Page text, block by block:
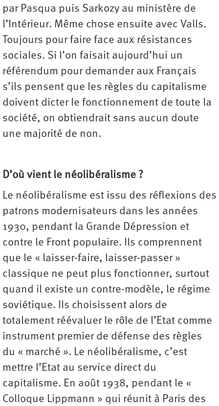
par Pasqua puis Sarkozy au ministère de
l’Intérieur. Même chose ensuite avec Valls.
Toujours pour faire face aux résistances
sociales. Si l’on faisait aujourd’hui un
référendum pour demander aux Français
s’ils pensent que les règles du capitalisme
doivent dicter le fonctionnement de toute la
société, on obtiendrait sans aucun doute
une majorité de non.
D’où vient le néolibéralisme ?
Le néolibéralisme est issu des réflexions des
patrons modernisateurs dans les années
1930, pendant la Grande Dépression et
contre le Front populaire. Ils comprennent
que le « laisser-faire, laisser-passer »
classique ne peut plus fonctionner, surtout
quand il existe un contre-modèle, le régime
soviétique. Ils choisissent alors de
totalement réévaluer le rôle de l’Etat comme
instrument premier de défense des règles
du « marché ». Le néolibéralisme, c’est
mettre l’Etat au service direct du
capitalisme. En août 1938, pendant le «
Colloque Lippmann » qui réunit à Paris des